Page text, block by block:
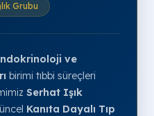
Grubu
ve
birimi tıbbi süreçleri
Serhat Işık
Kanıta Dayalı Tıp